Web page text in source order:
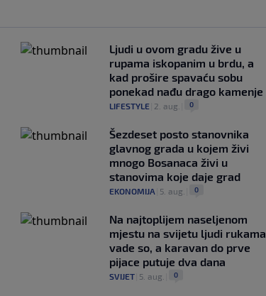
Ljudi u ovom gradu žive u
rupama iskopanim u brdu, a
kad prošire spavaću sobu
ponekad nađu drago kamenje
LIFESTYLE| 2. aug. 0
Šezdeset posto stanovnika
glavnog grada u kojem živi
mnogo Bosanaca živi u
stanovima koje daje grad
EKONOMIJA 5. aug. 0
Na najtoplijem naseljenom
mjestu na svijetu ljudi rukama
vade so, a karavan do prve
pijace putuje dva dana
SVIJET| 5. aug. 0